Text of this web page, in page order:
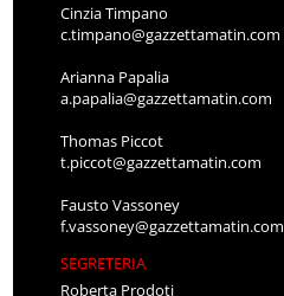
Cinzia Timpano
c.timpano@gazzettamatin.com
Arianna Papalia
a.papalia@gazzettamatin.com
Thomas Piccot
t.piccot@gazzettamatin.com
Fausto Vassoney
f.vassoney@gazzettamatin.com
SEGRETERIA
Roberta Prodoti